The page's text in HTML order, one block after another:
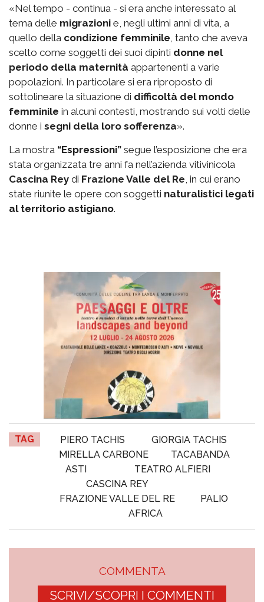
«Nel tempo - continua - si era anche interessato al
tema delle migrazioni e, negli ultimi anni di vita, a
quello della condizione femminile , tanto che aveva
scelto come soggetti dei suoi dipinti donne nel
periodo della maternità appartenenti a varie
popolazioni. In particolare si era riproposto di
sottolineare la situazione di difficoltà del mondo
femminile in alcuni contesti, mostrando sui volti delle
donne i segni della loro sofferenza».
La mostra “Espressioni” segue l’esposizione che era
stata organizzata tre anni fa nell’azienda vitivinicola
Cascina Rey di Frazione Valle del Re , in cui erano
state riunite le opere con soggetti naturalistici legati
al territorio astigiano.
TAG PIERO TACHIS
GIORGIA TACHIS
MIRELLA CARBONE
TACABANDA
ASTI
TEATRO ALFIERI
CASCINA REY
FRAZIONE VALLE DEL RE
PALIO
AFRICA
COMMENTA
SCRIVI/SCOPRI I COMMENTI